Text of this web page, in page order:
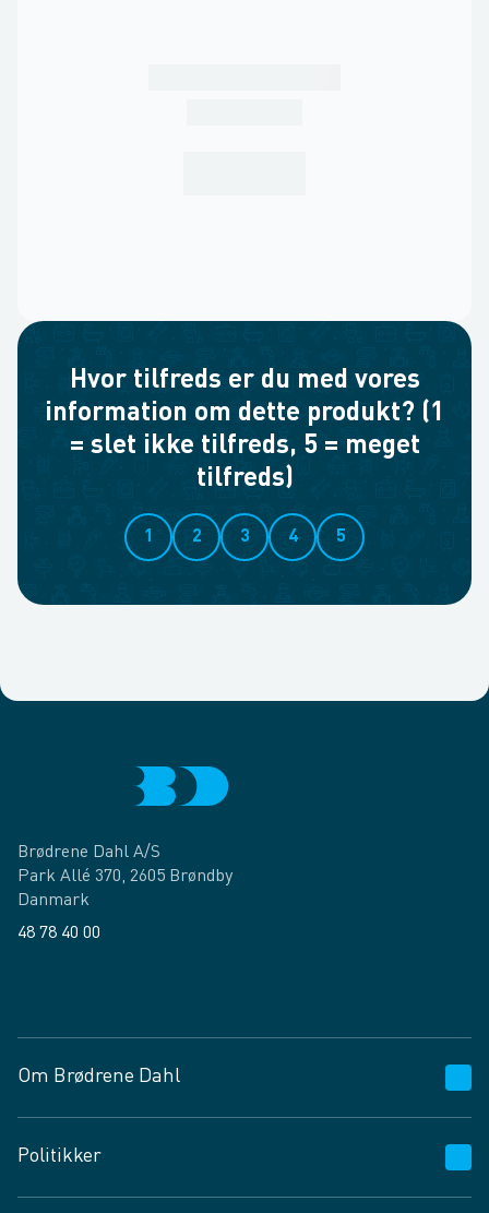
Hvor tilfreds er du med vores
information om dette produkt? (1
= slet ikke tilfreds, 5 = meget
tilfreds)
1 2 3 4 5
Brødrene Dahl A/S
Park Allé 370, 2605 Brøndby
Danmark
48 78 40 00
Om Brødrene Dahl
Vagttelefon 30 10 89 89
Spørgsmål og svar
Politikker